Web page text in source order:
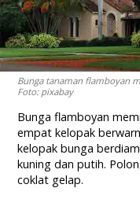
Bunga tanaman flamboyan
Foto: pixabay
Bunga flamboyan
empat kelopak
kelopak bunga
kuning dan putih.
coklat gelap.